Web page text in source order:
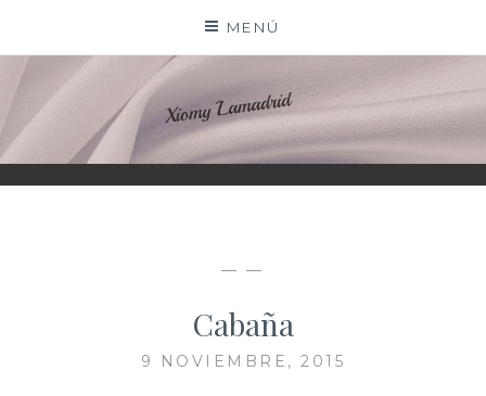
contenido
MENÚ
XIOMY LAMADRID
— —
Cabaña
9 NOVIEMBRE, 2015